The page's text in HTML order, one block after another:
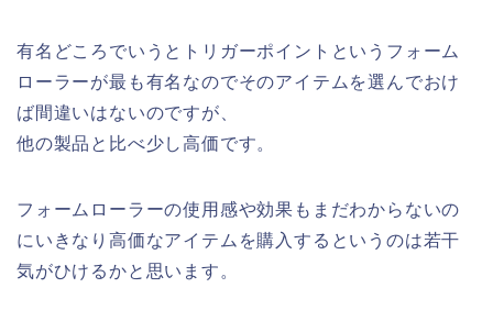
有名どころでいうとトリガーポイントというフォーム
ローラーが最も有名なのでそのアイテムを選んでおけ
ば間違いはないのですが、
他の製品と比べ少し高価です。
フォームローラーの使用感や効果もまだわからないの
にいきなり高価なアイテムを購入するというのは若干
気がひけるかと思います。